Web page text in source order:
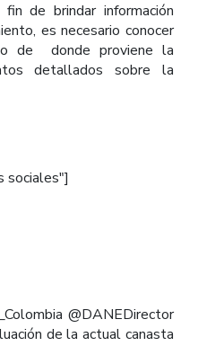
brindar información
es necesario conocer
de donde proviene la
detallados sobre la
sociales"]
@DANEDirector
de la actual canasta